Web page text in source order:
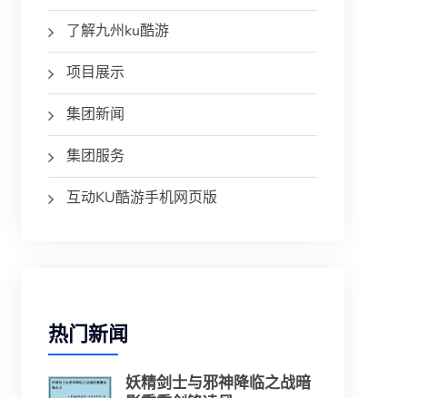
了解九州ku酷游
项目展示
集团新闻
集团服务
互动KU酷游手机网页版
热门新闻
妖精剑士与邪神降临之战暗